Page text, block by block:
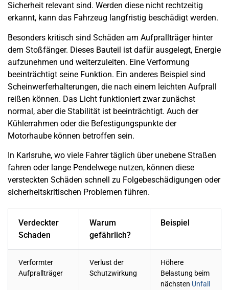
Sicherheit relevant sind. Werden diese nicht rechtzeitig
erkannt, kann das Fahrzeug langfristig beschädigt werden.
Besonders kritisch sind Schäden am Aufprallträger hinter
dem Stoßfänger. Dieses Bauteil ist dafür ausgelegt, Energie
aufzunehmen und weiterzuleiten. Eine Verformung
beeinträchtigt seine Funktion. Ein anderes Beispiel sind
Scheinwerferhalterungen, die nach einem leichten Aufprall
reißen können. Das Licht funktioniert zwar zunächst
normal, aber die Stabilität ist beeinträchtigt. Auch der
Kühlerrahmen oder die Befestigungspunkte der
Motorhaube können betroffen sein.
In Karlsruhe, wo viele Fahrer täglich über unebene Straßen
fahren oder lange Pendelwege nutzen, können diese
versteckten Schäden schnell zu Folgebeschädigungen oder
sicherheitskritischen Problemen führen.
Verdeckter
Schaden
Warum
gefährlich?
Beispiel
Verformter
Aufprallträger
Verlust der
Schutzwirkung
Höhere
Belastung beim
nächsten Unfall